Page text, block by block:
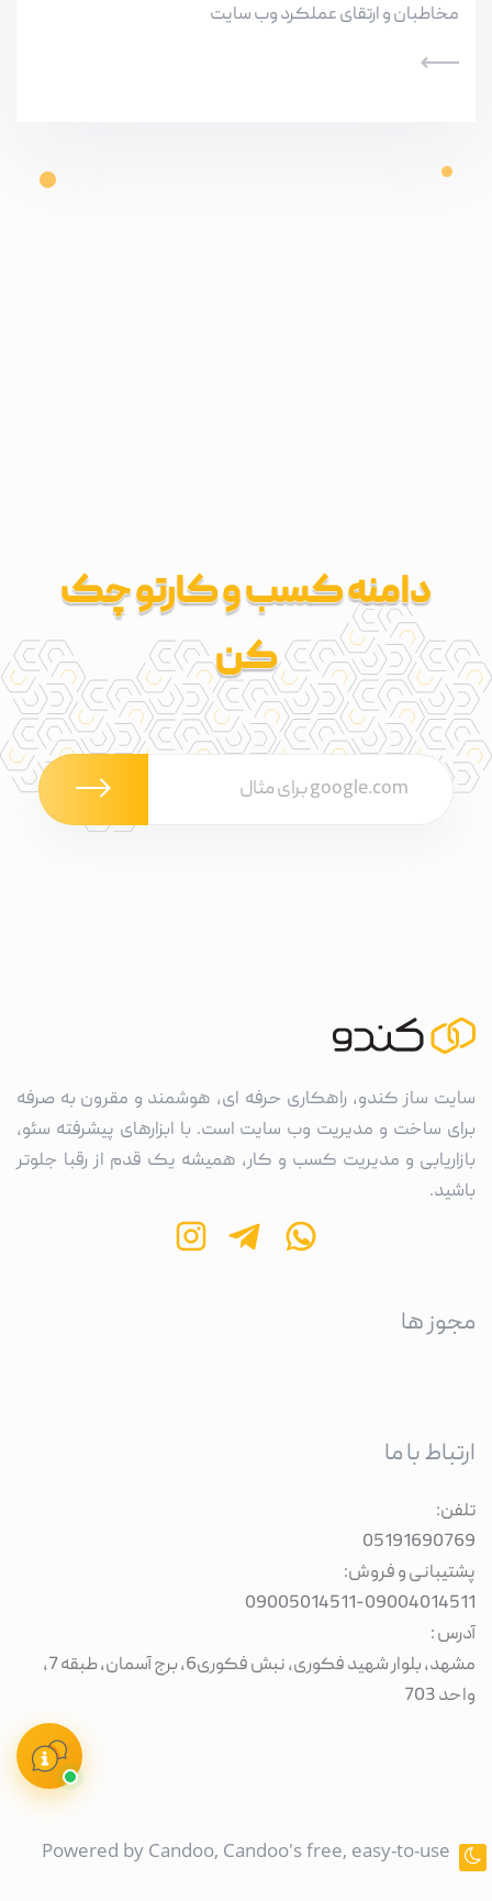
مخاطبان و ارتقای عملکرد وب سایت
دامنه کسب و کارتو چک
کن
سایت ساز کندو، راهکاری حرفه ای، هوشمند و مقرون به صرفه
برای ساخت و مدیریت وب سایت است. با ابزارهای پیشرفته سئو،
بازاریابی و مدیریت کسب و کار، همیشه یک قدم از رقبا جلوتر
باشید.
مجوز ها
ارتباط با ما
تلفن:
05191690769
پشتیبانی و فروش:
09004014511
-
09005014511
آدرس :
مشهد، بلوار شهید فکوری، نبش فکوری6، برج آسمان، طبقه 7،
واحد 703
Powered by Candoo, Candoo's free, easy-to-use